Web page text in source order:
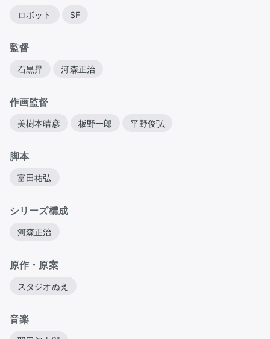
ロボット SF
監督
石黒昇 河森正治
作画監督
美樹本晴彦 板野一郎 平野俊弘
脚本
富田祐弘
シリーズ構成
河森正治
原作・原案
スタジオぬえ
音楽